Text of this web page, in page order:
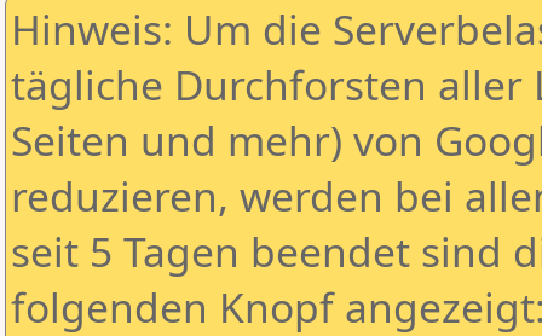
Hinweis: Um die
tägliche Durchforsten aller
Seiten und mehr) von
reduzieren, werden bei
seit 5 Tagen beendet sind
folgenden Knopf